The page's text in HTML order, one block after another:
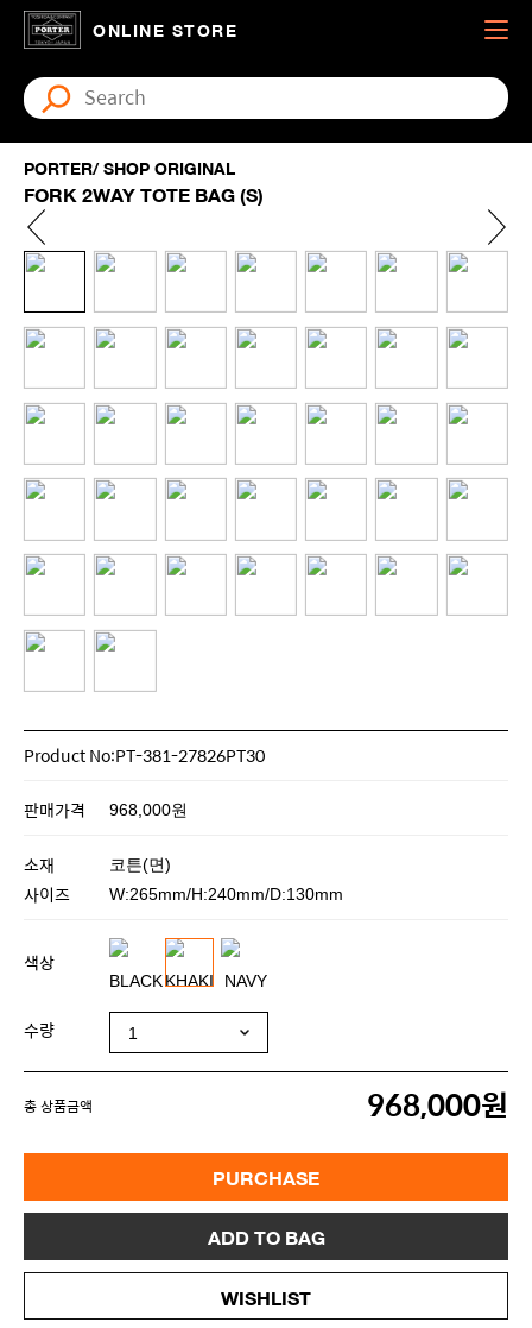
ONLINE STORE
PORTER/ SHOP ORIGINAL
FORK 2WAY TOTE BAG (S)
Product No:PT-381-27826PT30
판매가격 968,000원
소재 코튼(면)
사이즈 W:265mm/H:240mm/D:130mm
색상
수량
총 상품금액 968,000원
PURCHASE
ADD TO BAG
WISHLIST